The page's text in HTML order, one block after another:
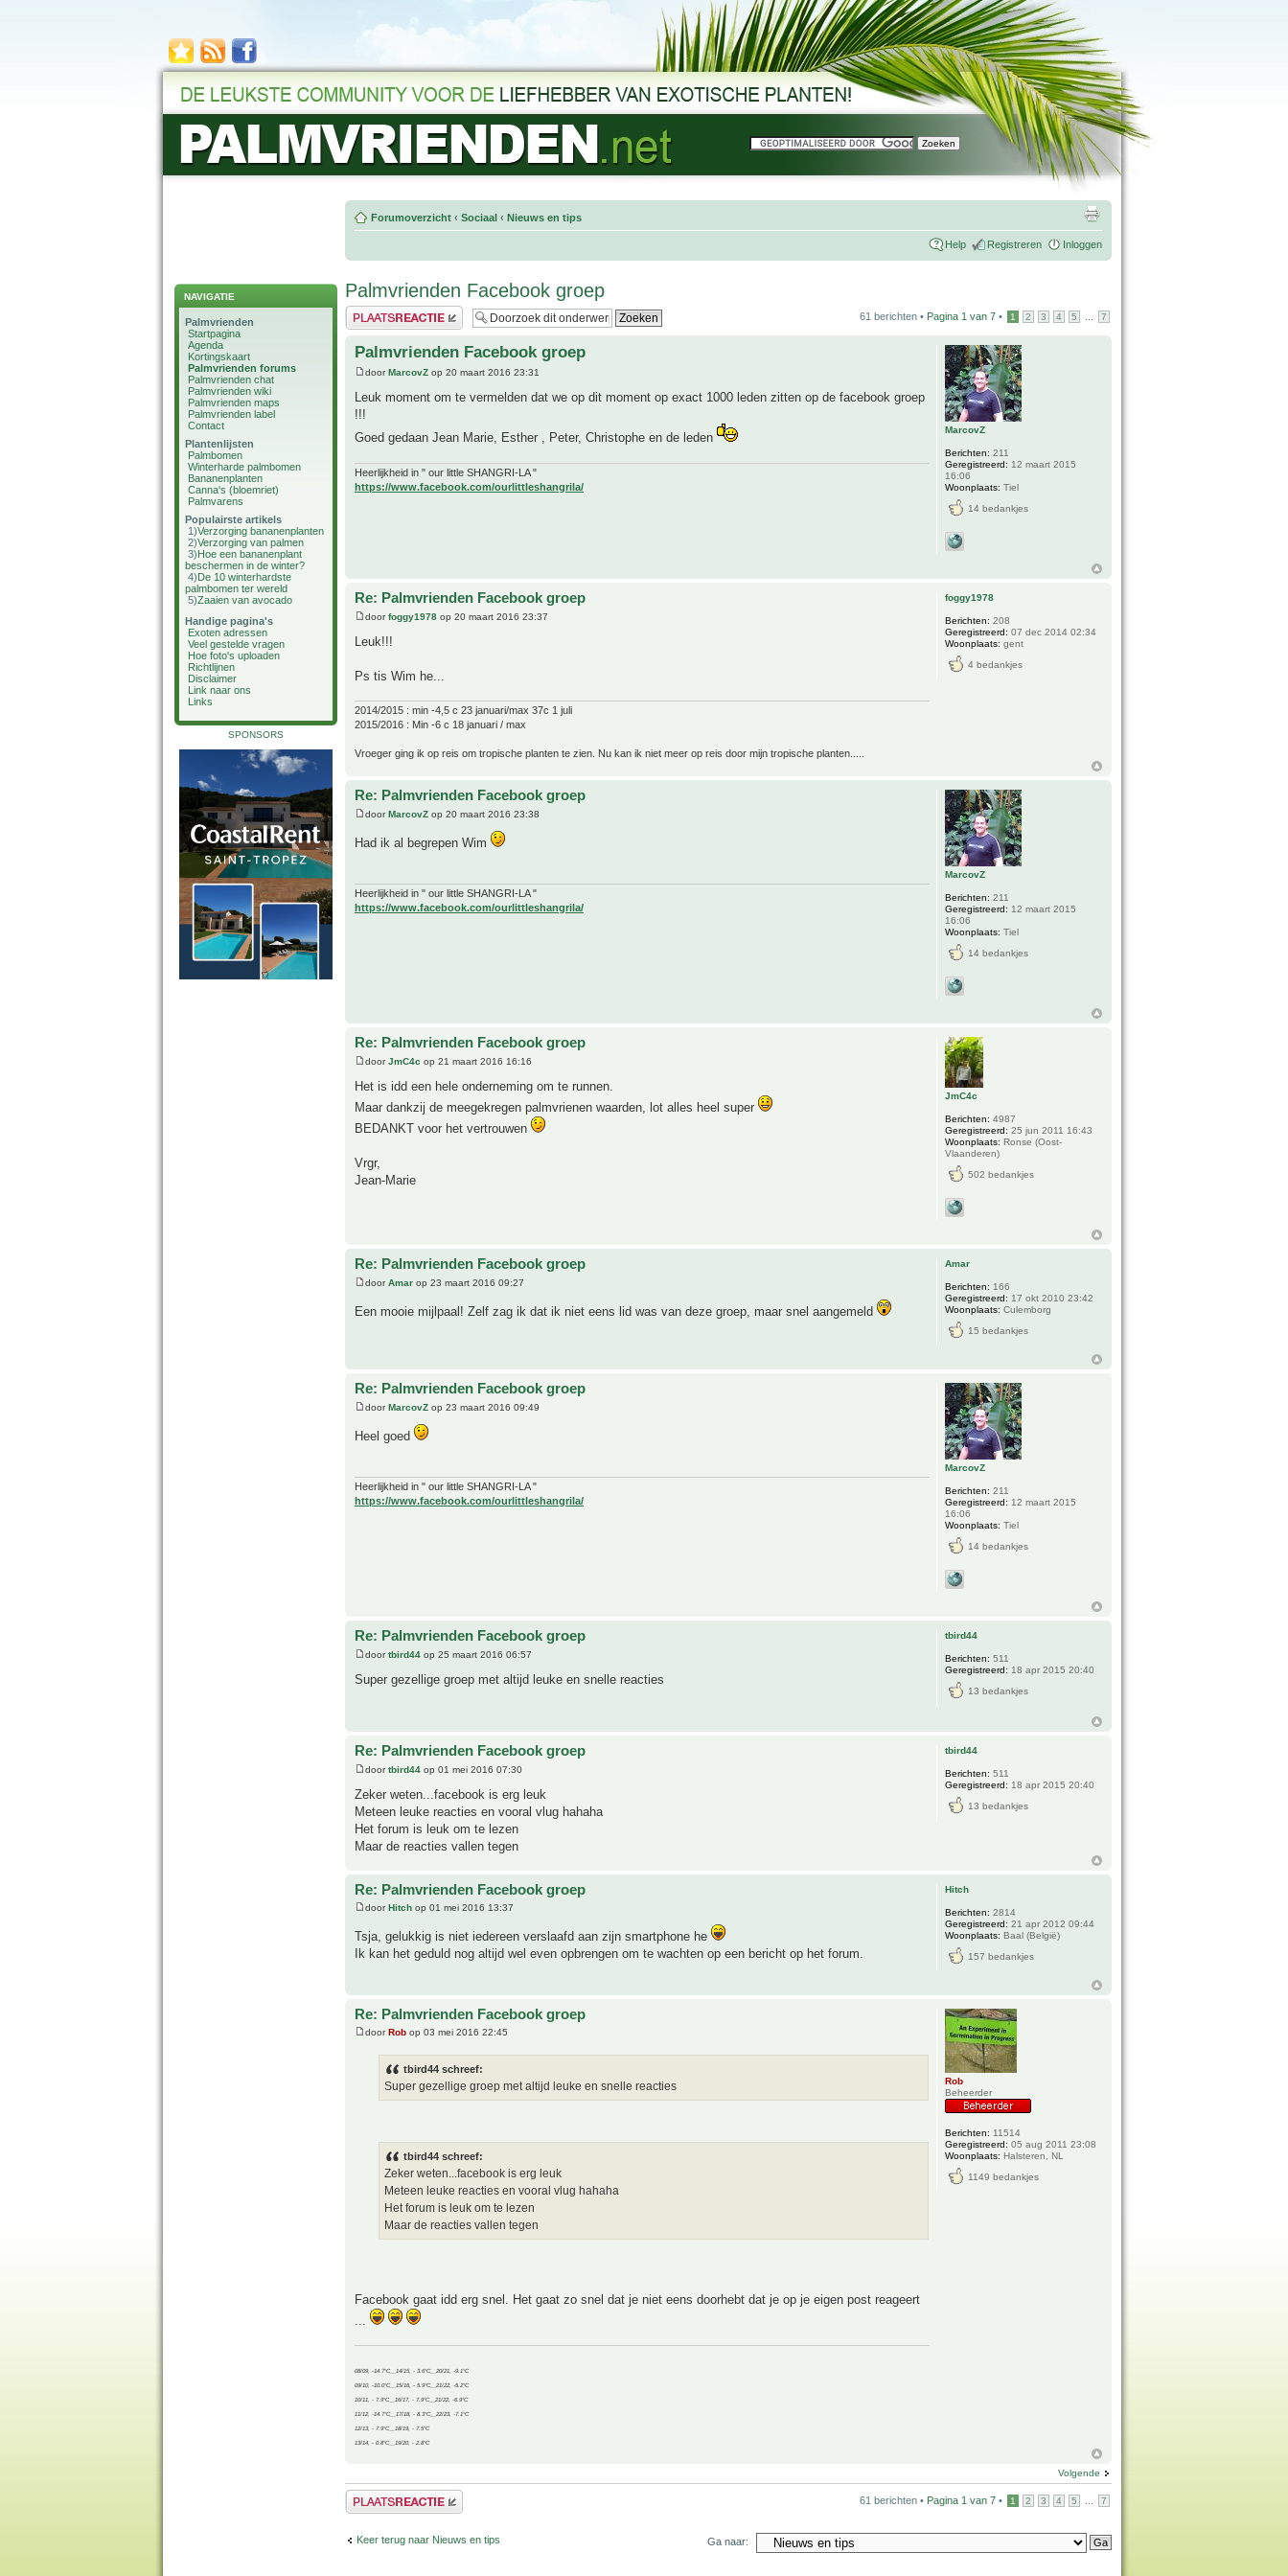
NAVIGATIE
Palmvrienden
Startpagina
Agenda
Kortingskaart
Palmvrienden forums
Palmvrienden chat
Palmvrienden wiki
Palmvrienden maps
Palmvrienden label
Contact
Plantenlijsten
Palmbomen
Winterharde palmbomen
Bananenplanten
Canna's (bloemriet)
Palmvarens
Populairste artikels
1)Verzorging bananenplanten
2)Verzorging van palmen
3)Hoe een bananenplant
beschermen in de winter?
4)De 10 winterhardste
palmbomen ter wereld
5)Zaaien van avocado
Handige pagina's
Exoten adressen
Veel gestelde vragen
Hoe foto's uploaden
Richtlijnen
Disclaimer
Link naar ons
Links
SPONSORS
Forumoverzicht ‹ Sociaal ‹ Nieuws en tips
Help Registreren Inloggen
Palmvrienden Facebook groep
Plaats een reactie 61 berichten • Pagina 1 van 7 • 1 2 3 4 5 7
Palmvrienden Facebook groep
doorMarcovZ op 20 maart 2016 23:31
Leuk moment om te vermelden dat we op dit moment op exact 1000 leden zitten op de facebook groep
!!!
Goed gedaan Jean Marie, Esther , Peter, Christophe en de leden
Heerlijkheid in " our little SHANGRI-LA "
https://www.facebook.com/ourlittleshangrila/
MarcovZ
Berichten: 211
Geregistreerd: 12 maart 2015
16:06
Woonplaats: Tiel
14 bedankjes
Re: Palmvrienden Facebook groep
doorfoggy1978 op 20 maart 2016 23:37
Leuk!!!
Ps tis Wim he...
2014/2015 : min -4,5 c 23 januari/max 37c 1 juli
2015/2016 : Min -6 c 18 januari / max
Vroeger ging ik op reis om tropische planten te zien. Nu kan ik niet meer op reis door mijn tropische planten.....
foggy1978
Berichten: 208
Geregistreerd: 07 dec 2014 02:34
Woonplaats: gent
4 bedankjes
Re: Palmvrienden Facebook groep
doorMarcovZ op 20 maart 2016 23:38
Had ik al begrepen Wim
Heerlijkheid in " our little SHANGRI-LA "
https://www.facebook.com/ourlittleshangrila/
MarcovZ
Berichten: 211
Geregistreerd: 12 maart 2015
16:06
Woonplaats: Tiel
14 bedankjes
Re: Palmvrienden Facebook groep
doorJmC4c op 21 maart 2016 16:16
Het is idd een hele onderneming om te runnen.
Maar dankzij de meegekregen palmvrienen waarden, lot alles heel super
BEDANKT voor het vertrouwen
Vrgr,
Jean-Marie
JmC4c
Berichten: 4987
Geregistreerd: 25 jun 2011 16:43
Woonplaats: Ronse (Oost-
Vlaanderen)
502 bedankjes
Re: Palmvrienden Facebook groep
doorAmar op 23 maart 2016 09:27
Een mooie mijlpaal! Zelf zag ik dat ik niet eens lid was van deze groep, maar snel aangemeld
Amar
Berichten: 166
Geregistreerd: 17 okt 2010 23:42
Woonplaats: Culemborg
15 bedankjes
Re: Palmvrienden Facebook groep
doorMarcovZ op 23 maart 2016 09:49
Heel goed
Heerlijkheid in " our little SHANGRI-LA "
https://www.facebook.com/ourlittleshangrila/
MarcovZ
Berichten: 211
Geregistreerd: 12 maart 2015
16:06
Woonplaats: Tiel
14 bedankjes
Re: Palmvrienden Facebook groep
doortbird44 op 25 maart 2016 06:57
Super gezellige groep met altijd leuke en snelle reacties
tbird44
Berichten: 511
Geregistreerd: 18 apr 2015 20:40
13 bedankjes
Re: Palmvrienden Facebook groep
doortbird44 op 01 mei 2016 07:30
Zeker weten...facebook is erg leuk
Meteen leuke reacties en vooral vlug hahaha
Het forum is leuk om te lezen
Maar de reacties vallen tegen
tbird44
Berichten: 511
Geregistreerd: 18 apr 2015 20:40
13 bedankjes
Re: Palmvrienden Facebook groep
doorHitch op 01 mei 2016 13:37
Tsja, gelukkig is niet iedereen verslaafd aan zijn smartphone he
Ik kan het geduld nog altijd wel even opbrengen om te wachten op een bericht op het forum.
Hitch
Berichten: 2814
Geregistreerd: 21 apr 2012 09:44
Woonplaats: Baal (België)
157 bedankjes
Re: Palmvrienden Facebook groep
doorRob op 03 mei 2016 22:45
tbird44 schreef:
Super gezellige groep met altijd leuke en snelle reacties
tbird44 schreef:
Zeker weten...facebook is erg leuk
Meteen leuke reacties en vooral vlug hahaha
Het forum is leuk om te lezen
Maar de reacties vallen tegen
Facebook gaat idd erg snel. Het gaat zo snel dat je niet eens doorhebt dat je op je eigen post reageert
08/09, -14.7°C__14/15, - 3.6°C__20/21, -9.1°C
09/10, -10.0°C__15/16, - 5.9°C__21/22, -5.2°C
10/11, - 7.9°C__16/17, - 7.9°C__21/22, -6.9°C
11/12, -14.7°C__17/18, - 8.3°C__22/23, -7.1°C
12/13, - 7.9°C__18/19, - 7.5°C
13/14, - 0.8°C__19/20, - 2.8°C
Rob
Beheerder
Berichten: 11514
Geregistreerd: 05 aug 2011 23:08
Woonplaats: Halsteren, NL
1149 bedankjes
Volgende
Plaats een reactie 61 berichten • Pagina 1 van 7 • 1 2 3 4 5 7
Keer terug naar Nieuws en tips Ga naar: